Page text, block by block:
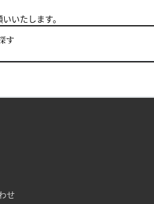
いたします。
せ